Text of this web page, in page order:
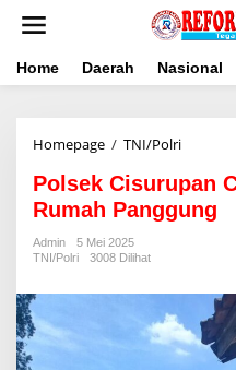
Home Daerah Nasional
Homepage / TNI/PolriPolsek
Cek
TKP
Polsek Cisurupan
Rumah Panggung
Admin
5 Mei 2025
TNI/Polri
3008 Dilihat